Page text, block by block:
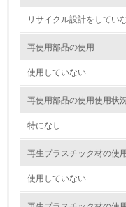
→ 導入している規格名
第三者認証を取得している
2.環境への取り組み
リサイクル設計をしてい
再使用部品の使用
使用していない
再使用部品の使用使用状
特になし
再生プラスチック材の使用
使用していない